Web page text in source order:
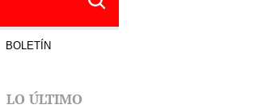
BOLETÍN
LO ÚLTIMO